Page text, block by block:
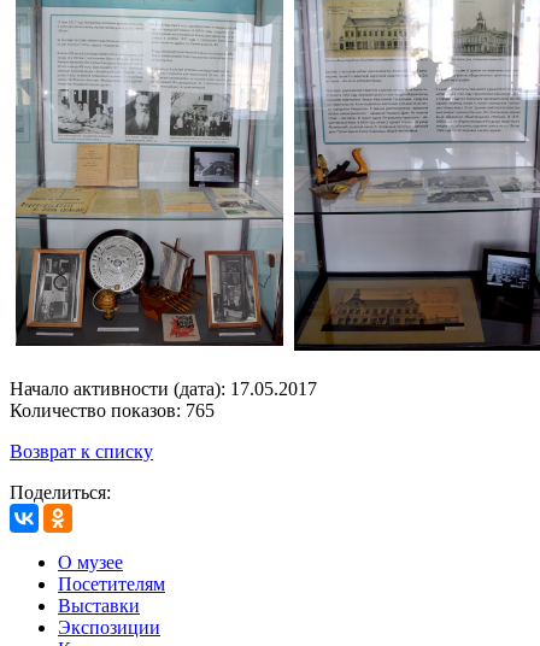
Начало активности (дата): 17.05.2017
Количество показов: 765
Возврат к списку
Поделиться:
О музее
Посетителям
Выставки
Экспозиции